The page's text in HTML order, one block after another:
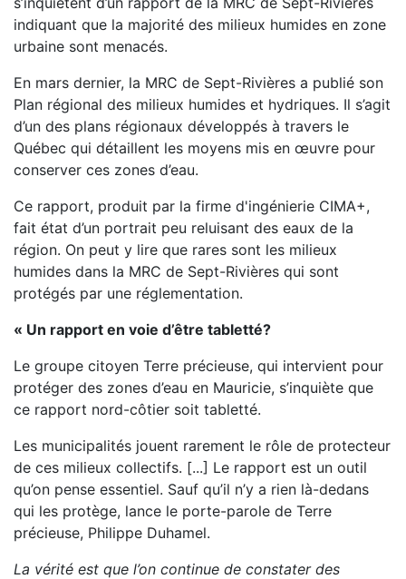
indiquant que la majorité des milieux humides en zone
urbaine sont menacés.
En mars dernier, la MRC de Sept-Rivières a publié son
Plan régional des milieux humides et hydriques. Il s’agit
d’un des plans régionaux développés à travers le
Québec qui détaillent les moyens mis en œuvre pour
conserver ces zones d’eau.
Ce rapport, produit par la firme d'ingénierie CIMA+,
fait état d’un portrait peu reluisant des eaux de la
région. On peut y lire que rares sont les milieux
humides dans la MRC de Sept-Rivières qui sont
protégés par une réglementation.
« Un rapport en voie d’être tabletté?
Le groupe citoyen Terre précieuse, qui intervient pour
protéger des zones d’eau en Mauricie, s’inquiète que
ce rapport nord-côtier soit tabletté.
Les municipalités jouent rarement le rôle de protecteur
de ces milieux collectifs. [...] Le rapport est un outil
qu’on pense essentiel. Sauf qu’il n’y a rien là-dedans
qui les protège, lance le porte-parole de Terre
précieuse, Philippe Duhamel.
La vérité est que l’on continue de constater des